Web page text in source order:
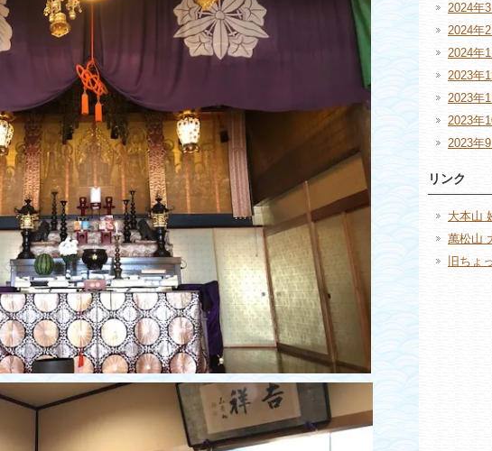
2024年3
2024年2
2024年1
2023年
2023年
2023年
2023年9
リンク
大本山
萬松山
旧ちょ